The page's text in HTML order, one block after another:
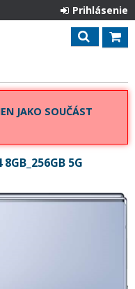
Prihlásenie
JAKO SOUČÁST
5G